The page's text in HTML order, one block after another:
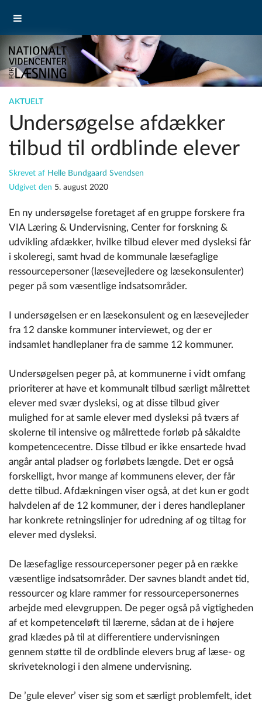
AKTUELT
Undersøgelse afdækker
tilbud til ordblinde elever
Skrevet af Helle Bundgaard Svendsen
Udgivet den 5. august 2020
En ny undersøgelse foretaget af en gruppe forskere fra
VIA Læring & Undervisning, Center for forskning &
udvikling afdækker, hvilke tilbud elever med dysleksi får
i skoleregi, samt hvad de kommunale læsefaglige
ressourcepersoner (læsevejledere og læsekonsulenter)
peger på som væsentlige indsatsområder.
I undersøgelsen er en læsekonsulent og en læsevejleder
fra 12 danske kommuner interviewet, og der er
indsamlet handleplaner fra de samme 12 kommuner.
Undersøgelsen peger på, at kommunerne i vidt omfang
prioriterer at have et kommunalt tilbud særligt målrettet
elever med svær dysleksi, og at disse tilbud giver
mulighed for at samle elever med dysleksi på tværs af
skolerne til intensive og målrettede forløb på såkaldte
kompetencecentre. Disse tilbud er ikke ensartede hvad
angår antal pladser og forløbets længde. Det er også
forskelligt, hvor mange af kommunens elever, der får
dette tilbud. Afdækningen viser også, at det kun er godt
halvdelen af de 12 kommuner, der i deres handleplaner
har konkrete retningslinjer for udredning af og tiltag for
elever med dysleksi.
De læsefaglige ressourcepersoner peger på en række
væsentlige indsatsområder. Der savnes blandt andet tid,
ressourcer og klare rammer for ressourcepersonernes
arbejde med elevgruppen. De peger også på vigtigheden
af et kompetenceløft til lærerne, sådan at de i højere
grad klædes på til at differentiere undervisningen
gennem støtte til de ordblinde elevers brug af læse- og
skriveteknologi i den almene undervisning.
De ’gule elever’ viser sig som et særligt problemfelt, idet